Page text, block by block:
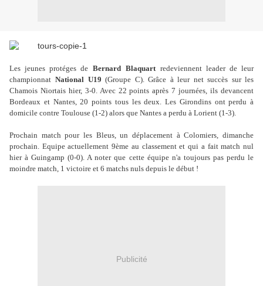
Les jeunes protéges de Bernard Blaquart redeviennent leader de leur
championnat National U19 (Groupe C). Grâce à leur net succès sur les
Chamois Niortais hier, 3-0. Avec 22 points après 7 journées, ils devancent
Bordeaux et Nantes, 20 points tous les deux. Les Girondins ont perdu à
domicile contre Toulouse (1-2) alors que Nantes a perdu à Lorient (1-3).
Prochain match pour les Bleus, un déplacement à Colomiers, dimanche
prochain. Equipe actuellement 9ème au classement et qui a fait match nul
hier à Guingamp (0-0). A noter que cette équipe n'a toujours pas perdu le
moindre match, 1 victoire et 6 matchs nuls depuis le début !
Publicité